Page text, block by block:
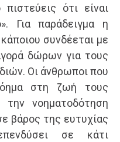
ότι είναι
Για παράδειγμα η
συνδέεται με
δώρων για τους
Οι άνθρωποι που
στη ζωή τους
την νοηματοδότηση
βάρος της ευτυχίας
σε κάτι